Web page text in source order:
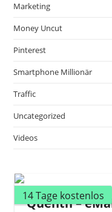
Marketing
Money Uncut
Pinterest
Smartphone Millionär
Traffic
Uncategorized
Videos
14 Tage kostenlos
Quentn –